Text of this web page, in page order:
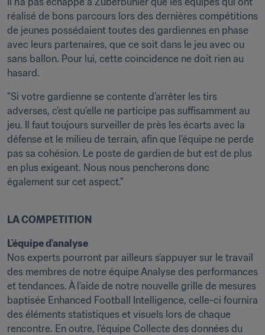
réalisé de bons parcours lors des dernières compétitions
de jeunes possédaient toutes des gardiennes en phase
avec leurs partenaires, que ce soit dans le jeu avec ou
sans ballon. Pour lui, cette coïncidence ne doit rien au
hasard.
"Si votre gardienne se contente d’arrêter les tirs
adverses, c’est qu’elle ne participe pas suffisamment au
jeu. Il faut toujours surveiller de près les écarts avec la
défense et le milieu de terrain, afin que l’équipe ne perde
pas sa cohésion. Le poste de gardien de but est de plus
en plus exigeant. Nous nous pencherons donc
également sur cet aspect."
LA COMPETITION
L'équipe d'analyse
Nos experts pourront par ailleurs s’appuyer sur le travail
des membres de notre équipe Analyse des performances
et tendances. À l’aide de notre nouvelle grille de mesures
baptisée Enhanced Football Intelligence, celle-ci fournira
des éléments statistiques et visuels lors de chaque
rencontre. En outre, l’équipe Collecte des données du